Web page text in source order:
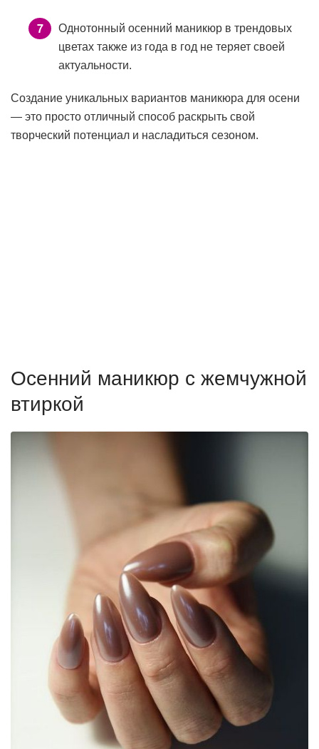
Однотонный осенний маникюр в трендовых
цветах также из года в год не теряет своей
актуальности.
Создание уникальных вариантов маникюра для осени
— это просто отличный способ раскрыть свой
творческий потенциал и насладиться сезоном.
Осенний маникюр с жемчужной
втиркой